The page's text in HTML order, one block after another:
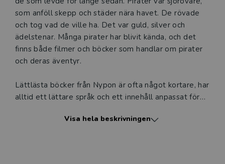
som anföll skepp och städer nära havet. De rövade
och tog vad de ville ha. Det var guld, silver och
ädelstenar. Många pirater har blivit kända, och det
finns både filmer och böcker som handlar om pirater
och deras äventyr.
Lättlästa böcker från Nypon är ofta något kortare, har
alltid ett lättare språk och ett innehåll anpassat för
i sex nivåer. Serien Fakta om ligger på nivå 2 av 6.
Visa hela beskrivningen